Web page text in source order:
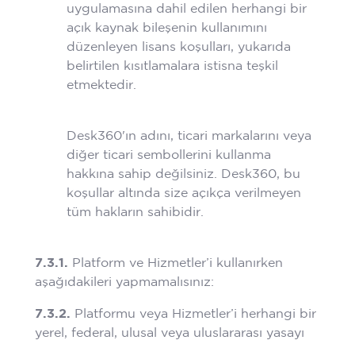
uygulamasına dahil edilen herhangi bir
açık kaynak bileşenin kullanımını
düzenleyen lisans koşulları, yukarıda
belirtilen kısıtlamalara istisna teşkil
etmektedir.
Desk360'ın adını, ticari markalarını veya
diğer ticari sembollerini kullanma
hakkına sahip değilsiniz. Desk360, bu
koşullar altında size açıkça verilmeyen
tüm hakların sahibidir.
7.3.1. Platform ve Hizmetler’i kullanırken
aşağıdakileri yapmamalısınız:
7.3.2. Platformu veya Hizmetler’i herhangi bir
yerel, federal, ulusal veya uluslararası yasayı